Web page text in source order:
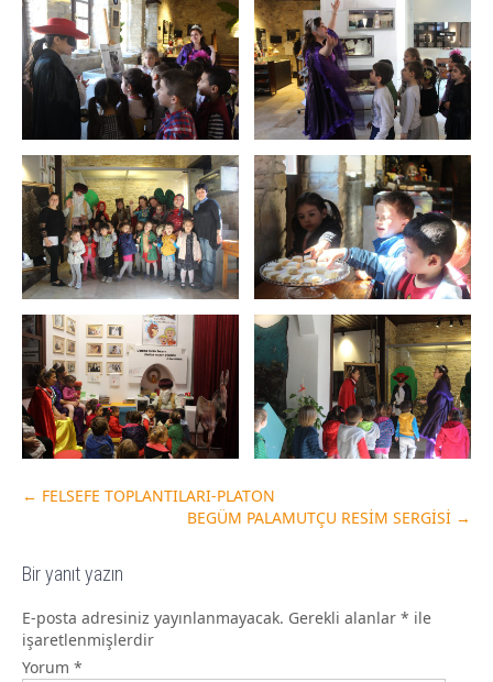
← FELSEFE TOPLANTILARI-PLATON
BEGÜM PALAMUTÇU RESİM SERGİSİ →
Bir yanıt yazın
E-posta adresiniz yayınlanmayacak. Gerekli alanlar * ile
işaretlenmişlerdir
Yorum *